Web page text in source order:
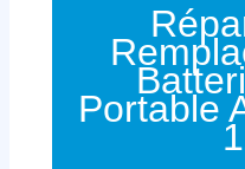
Portable